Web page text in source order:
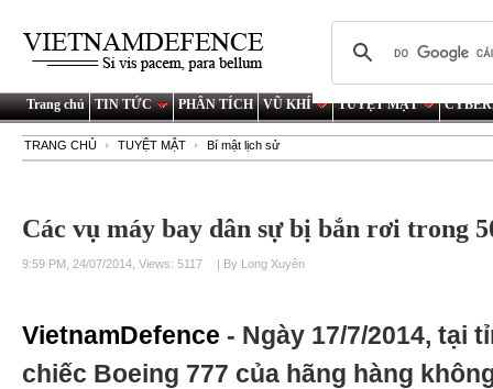
Trang chủ TIN TỨC PHÂN TÍCH VŨ KHÍ TUYỆT MẬT
TRANG CHỦ TUYỆT MẬT Bí mật lịch sử
Các vụ máy bay dân sự bị bắn rơi trong
9:59 PM, 24/07/2014, Views: 5117 | By Long Xuyên
VietnamDefence - Ngày 17/7/2014, tại
chiếc Boeing 777 của hãng hàng